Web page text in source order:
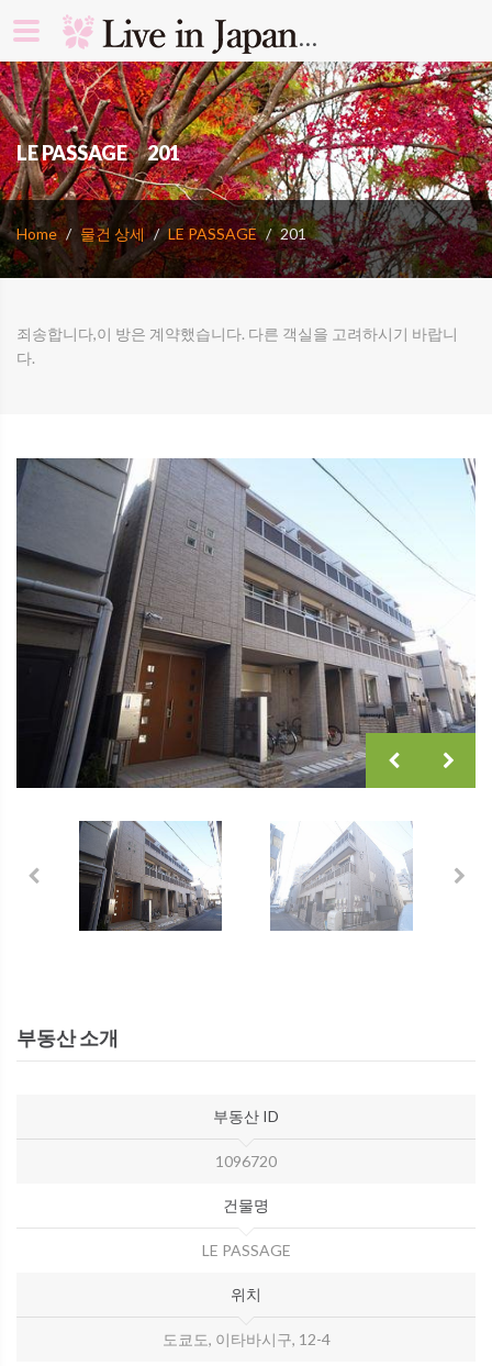
LE PASSAGE 201
Home 물건 상세 LE PASSAGE 201
죄송합니다,이 방은 계약했습니다. 다른 객실을 고려하시기 바랍니
다.
부동산 소개
부동산 ID
1096720
건물명
LE PASSAGE
위치
도쿄도, 이타바시구, 12-4